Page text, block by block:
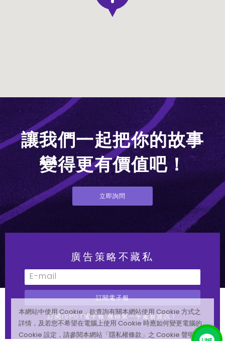
本網站中使用 Cookie，欲查詢有關本網站使用 Cookie 方式之
詳情，及若您不希望在電腦上使用 Cookie 時應如何變更電腦的
Cookie 設定，請參閱本網站「隱私權條款」之 Cookie 聲明。
讓我們一起把你的故事
變得更有價值吧！
立即詢問
廣告策略不藏私
訂閱電子報
訂閱iSPOT電子報 獲得第一手最新資訊！